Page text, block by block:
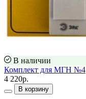
В наличии
Комплект для МГН №4
4 220р.
В корзину